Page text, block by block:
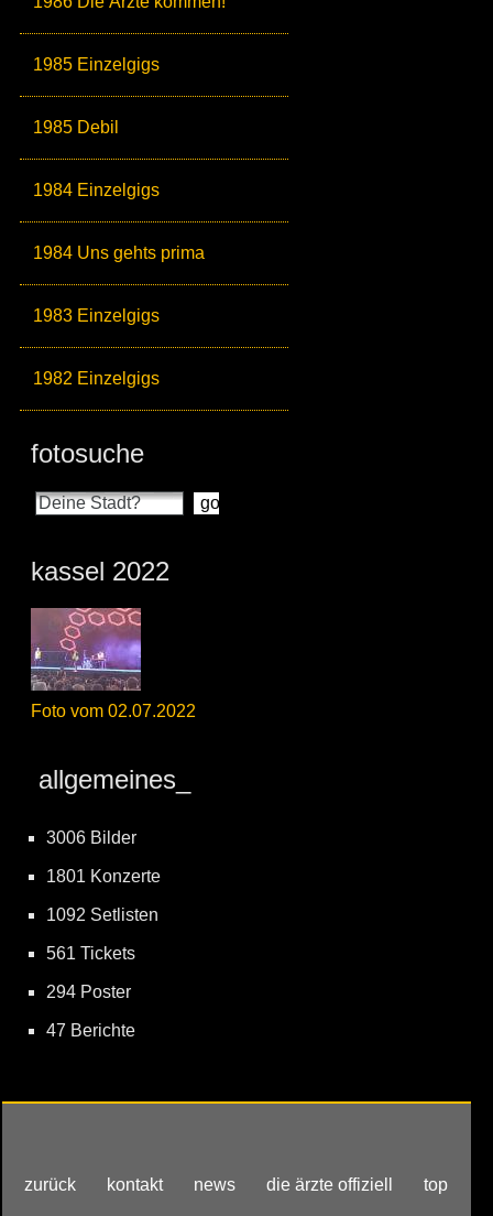
1985 Einzelgigs
1985 Debil
1984 Einzelgigs
1984 Uns gehts prima
1983 Einzelgigs
1982 Einzelgigs
fotosuche
kassel 2022
Foto vom 02.07.2022
allgemeines_
3006 Bilder
1801 Konzerte
1092 Setlisten
561 Tickets
294 Poster
47 Berichte
zurück kontakt news die ärzte offiziell top